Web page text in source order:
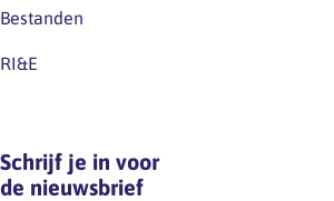
Bestanden
RI&E
Schrijf je in voor
de nieuwsbrief